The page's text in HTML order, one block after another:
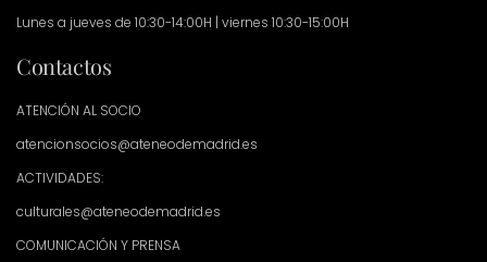
Lunes a jueves de 10:30-14:00H | viernes 10:30-15:00H
Contactos
ATENCIÓN AL SOCIO
atencionsocios@ateneodemadrid.es
ACTIVIDADES:
culturales@ateneodemadrid.es
COMUNICACIÓN Y PRENSA